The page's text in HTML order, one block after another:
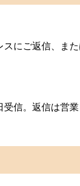
にご返信、ま
信。返信は営業